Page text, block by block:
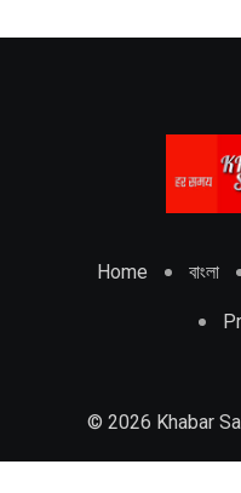
Home বাংলা
© 2026 Khabar